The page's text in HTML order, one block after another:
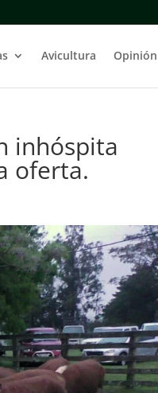
Avicultura Opinión
inhóspita
oferta.